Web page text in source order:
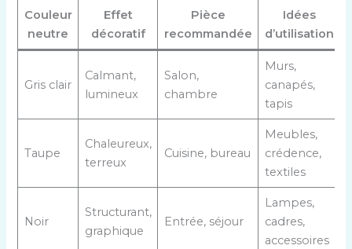
Couleur
neutre
Effet
décoratif
Pièce
recommandée
Idées
d’utilisation
Gris clair
Calmant,
lumineux
Salon,
chambre
Murs,
canapés,
tapis
Taupe
Chaleureux,
terreux
Cuisine, bureau
Meubles,
crédence,
textiles
Noir
Structurant,
graphique
Entrée, séjour
Lampes,
cadres,
accessoires